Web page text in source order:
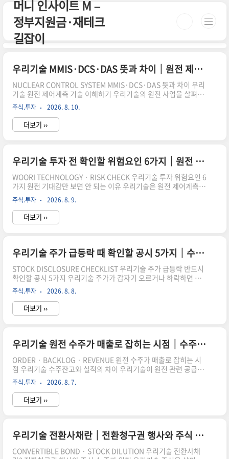
본문 바로가기
머니 인사이트 M –
정부지원금·재테크
길잡이
우리기술 MMIS·DCS·DAS 뜻과 차이｜원전 제어계측 기술 쉽게 이해하기
NUCLEAR CONTROL SYSTEM MMIS·DCS·DAS 뜻과 차이 우리
기술 원전 제어계측 기술 이해하기 우리기술의 원전 사업을 살펴보
면 MMIS와 DCS, DAS, PMS 같은 낯선 용어가 자주 등장합니다.이
러한 용어를 이해하면 우리기술이 원자력발전소에 무엇을 공급하
는 회사인지, 신규 계약이 기존 사업과 어떻게 연결되는지 파악하기
쉬워집니다.각 시스템의 역할은 다르지만 원전의 운전자료를 수집
호와 데이터를 수집하고, DCS는 여러 설비의 제어 기능을 분산해서
수행합니다. MMIS는 운전원이 발전소의 정보를 확인하고 제어할
수 있도록 관련..
주식.투자 2026. 8. 10.
더보기 ››
우리기술 투자 전 확인할 위험요인 6가지｜원전 기대감만 보면 안 되는 이유
WOORI TECHNOLOGY · RISK CHECK 우리기술 투자 위험요인 6
가지 원전 기대감만 보면 안 되는 이유 우리기술은 원전 제어계측 기
술과 한국수력원자력 공급계약을 보유하고 있어 원전 관련주로 관
심을 받고 있습니다.그러나 좋은 사업 전망과 안전한 주식 투자는
같은 의미가 아닙니다.주가에 원전 기대감이 먼저 반영될 수 있고
실제 실적은 예상보다 늦게 개선될 수도 있습니다.우리기술 주식을
술의 원전 사업은 성장 기대요인이지만 실제 매출과 영업이익 개선
은 별도로 확인해야 합니다. 특히 전환사채에 따른 주식 수 증가와
테마주 특유의 높은 변..
주식.투자 2026. 8. 9.
더보기 ››
우리기술 주가 급등락 때 확인할 공시 5가지｜수주·실적·전환사채
STOCK DISCLOSURE CHECKLIST 우리기술 주가 급등락 반드시
확인할 공시 5가지 우리기술 주가가 갑자기 오르거나 하락하면 종
목 게시판과 뉴스부터 확인하기 쉽습니다.하지만 뉴스 제목만으로
는 주가가 움직인 정확한 원인과 위험을 파악하기 어렵습니다.우리
기술은 원전 수주와 실적뿐 아니라 전환사채, 신규 주식 상장 및 주
주 보유지분 변화가 주가에 영향을 줄 수 있습니다.따라서 급등락이
직였다면 공급계약, 분기실적, 전환청구권 행사, 추가상장, 지분변
동 공시를 순서대로 확인해 보세요. 주가가 움직인 이유뿐 아니라
앞으로 나올 수 있는 위험도 파..
주식.투자 2026. 8. 8.
더보기 ››
우리기술 원전 수주가 매출로 잡히는 시점｜수주잔고와 실적의 차이
ORDER · BACKLOG · REVENUE 원전 수주가 매출로 잡히는 시
점 우리기술 수주잔고와 실적의 차이 우리기술이 원전 관련 공급계
약을 체결했다는 소식이 나오면 수주금액만큼 매출과 이익이 바로
늘어날 것으로 생각하기 쉽습니다.하지만 수주와 수주잔고, 매출,
영업이익은 서로 다른 숫자입니다.계약을 체결해도 실제 제품을 제
작하고 납품한 뒤 계약조건을 충족해야 매출로 인식될 수 있습니다.
검수 일정에 따라 여러 분기에 나누어 반영될 수 있습니다.수주와
매출은 무엇이 다를까수주는 앞으로 이행할 계약수주는 고객과 제
품 또는 서비스를 공급하기로 계약..
주식.투자 2026. 8. 7.
더보기 ››
우리기술 전환사채란｜전환청구권 행사와 주식 수 증가 위험
CONVERTIBLE BOND · STOCK DILUTION 우리기술 전환사채